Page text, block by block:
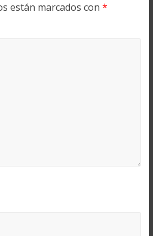
están marcados con *